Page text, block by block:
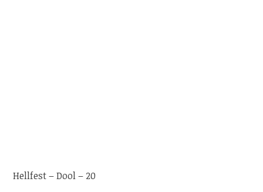
Hellfest – Dool – 20